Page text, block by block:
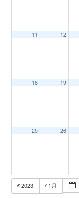
11 12
18 19
25 26
2023 1月